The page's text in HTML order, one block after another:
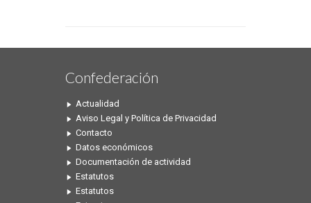
Confederación
Actualidad
Aviso Legal y Política de Privacidad
Contacto
Datos económicos
Documentación de actividad
Estatutos
Estatutos